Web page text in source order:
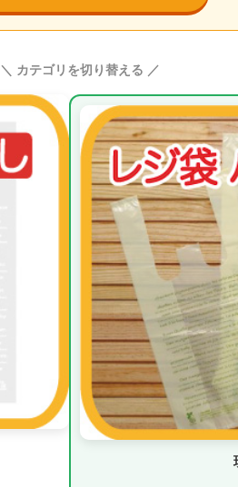
＼ カテゴリを切り替える ／